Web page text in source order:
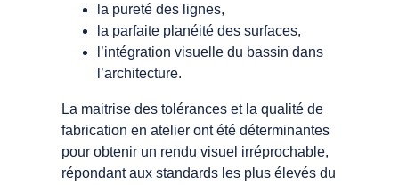
la pureté des lignes,
la parfaite planéité des surfaces,
l’intégration visuelle du bassin dans
l’architecture.
La maitrise des tolérances et la qualité de
fabrication en atelier ont été déterminantes
pour obtenir un rendu visuel irréprochable,
répondant aux standards les plus élevés du